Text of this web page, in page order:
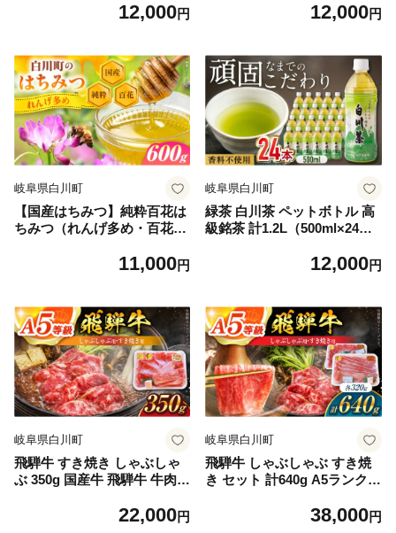
12,000円
品 白川町 / 白川町農業開発
12,000円
岐阜県白川町
【国産はちみつ】純粋百花は
ちみつ（れんげ多め・百花）
国産 天然 純粋 非加熱 無調整
純粋はちみつ 天然はちみつ
天然蜂蜜 はちみつ ハチミツ
hatimitu hachimitsu ハニー
おいしい ギフト プレゼント
贈り物 白川町 / 白川町農業開
発[AWAH007]
11,000円
岐阜県白川町
緑茶 白川茶 ペットボトル 高
級銘茶 計1.2L（500ml×24
500ml 日本茶 煎茶 国産 飲料
飲料類 箱買い まとめ買い 備
蓄 保存 防災 熱中症対策 茶
おちゃ 岐阜 国産茶 キャンプ
アウトドア お茶 緑茶 ペット
ボトル 岐阜県 白川町 / 白川
園本舗[AWAT001]
12,000円
岐阜県白川町
飛騨牛 すき焼き しゃぶしゃ
ぶ 350g 国産牛 飛騨牛 牛肉
く すらいす すき焼き 牛肉 し
22,000円
岐阜県白川町
飛騨牛 しゃぶしゃぶ すき焼
き セット 計640g A5ランク
き焼き 国産牛 飛騨牛 牛肉 肉
38,000円